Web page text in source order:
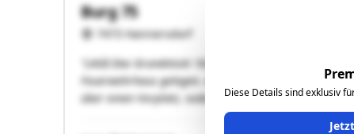
Diese Details sind exklusiv
Burg 75
7473 Hannersdorf
"LAGE:Das Grundstück 182 mit dem darauf
Feuerwehrhaus gelegen. Aufgeschlossen ist die
über einen Vorplatz, sodass es sich um eine